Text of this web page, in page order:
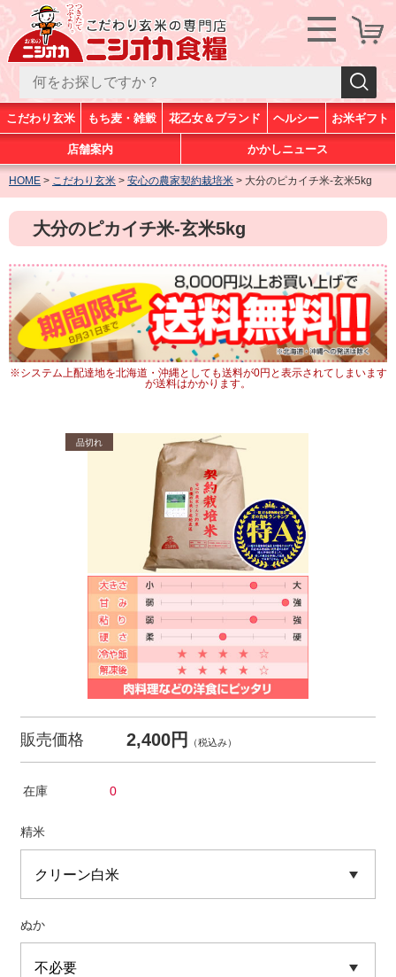
こだわり玄米 もち麦・雑穀 花乙女＆ブランド ヘルシー お米ギフト
店舗案内 かかしニュース
HOME こだわり玄米 安心の農家契約栽培米 大分のピカイチ米-玄米5kg
大分のピカイチ米-玄米5kg
※システム上配達地を北海道・沖縄としても送料が0円と表示されてしまいます
が送料はかかります。
販売価格 2,400円 （税込み）
在庫 0
精米
ぬか